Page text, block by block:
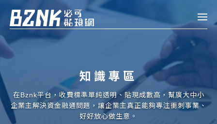
Bznk 必可貼現網
申貸
註冊 登入
知識專區
在Bznk平台，收費標準單純透明、貼現成數高，幫廣大中小
企業主解決資金融通問題，讓企業主真正能夠專注衝刺事業、
好好放心做生意。